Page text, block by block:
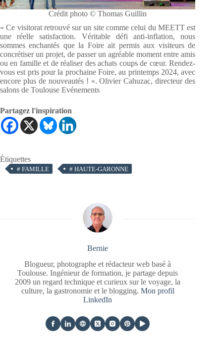
Crédit photo © Thomas Guillin
« Ce visitorat retrouvé sur un site comme celui du MEETT est
une réelle satisfaction. Véritable défi anti-inflation, nous
sommes enchantés que la Foire ait permis aux visiteurs de
concrétiser un projet, de passer un agréable moment entre amis
ou en famille et de réaliser des achats coups de cœur. Rendez-
vous est pris pour la prochaine Foire, au printemps 2024, avec
encore plus de nouveautés ! ». Olivier Cahuzac, directeur des
salons de Toulouse Evénements
Partagez l'inspiration
Étiquettes
# FAMILLE # HAUTE-GARONNE
Bernie
Blogueur, photographe et rédacteur web basé à
Toulouse. Ingénieur de formation, je partage depuis
2009 un regard technique et curieux sur le voyage, la
culture, la gastronomie et le blogging. Mon profil
LinkedIn